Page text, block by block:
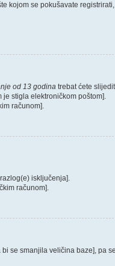
kojom se pokušavate
od 13 godina trebat ćete
stigla elektroničkom poštom].
računom].
isključenja].
računom].
se smanjila veličina baze], pa